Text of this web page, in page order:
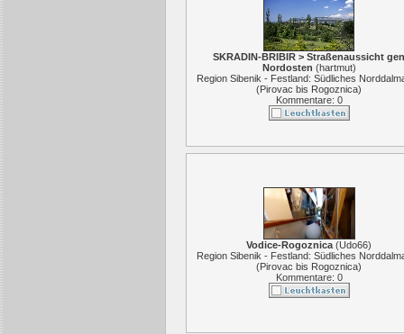
SKRADIN-BRIBIR > Straßenaussicht gen
Nordosten (hartmut)
Region Sibenik - Festland: Südliches
(Pirovac bis Rogoznica)
Kommentare: 0
Vodice-Rogoznica (Udo66)
Region Sibenik - Festland: Südliches
(Pirovac bis Rogoznica)
Kommentare: 0